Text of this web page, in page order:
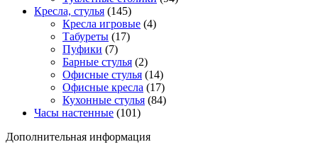
Кресла, стулья (145)
Кресла игровые (4)
Табуреты (17)
Пуфики (7)
Барные стулья (2)
Офисные стулья (14)
Офисные кресла (17)
Кухонные стулья (84)
Часы настенные (101)
Дополнительная информация